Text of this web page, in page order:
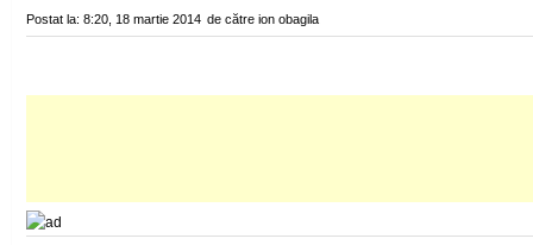
Postat la: 8:20, 18 martie 2014 de către ion obagila